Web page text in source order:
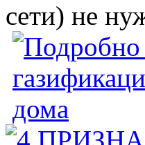
сети) не